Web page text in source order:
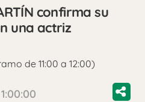
confirma su
una actriz
de 11:00 a 12:00)